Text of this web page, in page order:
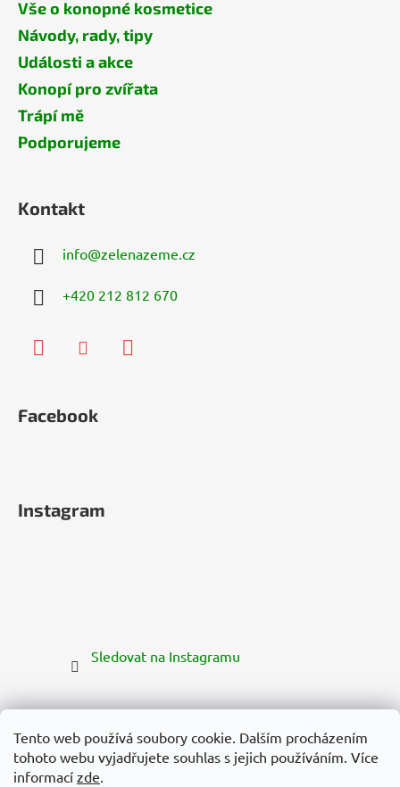
Tento web používá soubory cookie. Dalším procházením
tohoto webu vyjadřujete souhlas s jejich používáním. Více
informací zde.
Vše o konopné kosmetice
Návody, rady, tipy
Události a akce
Konopí pro zvířata
Trápí mě
Podporujeme
Kontakt
info@zelenazeme.cz
+420 212 812 670
Facebook
Instagram
Sledovat na Instagramu